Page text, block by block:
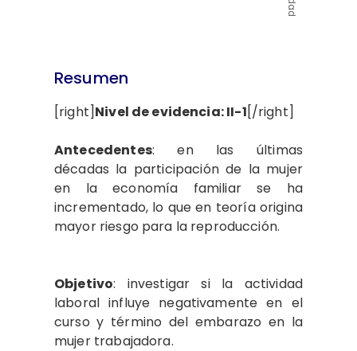
Resumen
[right]Nivel de evidencia: II-1[/right]
Antecedentes: en las últimas
décadas la participación de la mujer
en la economía familiar se ha
incrementado, lo que en teoría origina
mayor riesgo para la reproducción.
Objetivo: investigar si la actividad
laboral influye negativamente en el
curso y término del embarazo en la
mujer trabajadora.